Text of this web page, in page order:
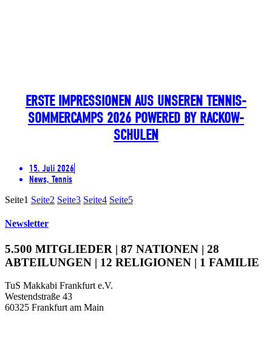
ERSTE IMPRESSIONEN AUS UNSEREN TENNIS-
SOMMERCAMPS 2026 POWERED BY RACKOW-
SCHULEN
15. Juli 2026
News, Tennis
Seite1 Seite2 Seite3 Seite4 Seite5
Newsletter
5.500 MITGLIEDER | 87 NATIONEN | 28
ABTEILUNGEN | 12 RELIGIONEN | 1 FAMILIE
TuS Makkabi Frankfurt e.V.
Westendstraße 43
60325 Frankfurt am Main